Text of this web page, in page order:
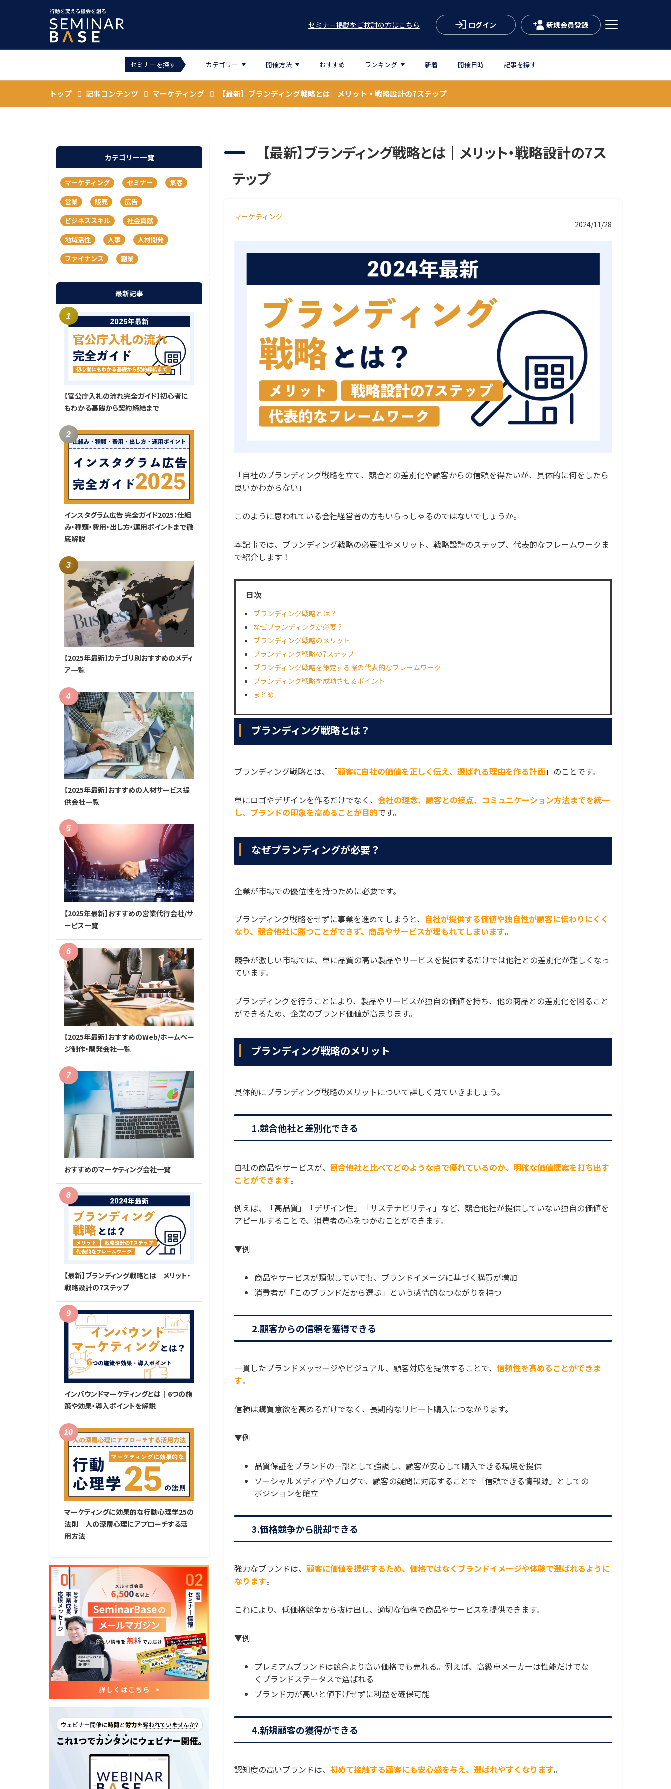
セミナー掲載をご検討の方はこちら ログイン 新規会員登録
セミナーを探す カテゴリー 開催方法 おすすめ ランキング 新着 開催日時 記事を探す
トップ 記事コンテンツ マーケティング 【最新】ブランディング戦略とは｜メリット・戦略設計の7ステップ
【最新】ブランディング戦略とは｜メリット・戦略設計の7ス
テップ
マーケティング
2024/11/28
「自社のブランディング戦略を立て、競合との差別化や顧客からの信頼を得たいが、具体的に何をしたら
良いかわからない」
このように思われている会社経営者の方もいらっしゃるのではないでしょうか。
本記事では、ブランディング戦略の必要性やメリット、戦略設計のステップ、代表的なフレームワークま
で紹介します！
目次
ブランディング戦略とは？
なぜブランディングが必要？
ブランディング戦略のメリット
ブランディング戦略の7ステップ
ブランディング戦略を策定する際の代表的なフレームワーク
ブランディング戦略を成功させるポイント
まとめ
ブランディング戦略とは？
ブランディング戦略とは、「顧客に自社の価値を正しく伝え、選ばれる理由を作る計画」のことです。
単にロゴやデザインを作るだけでなく、 会社の理念、顧客との接点、コミュニケーション方法までを統一
し、ブランドの印象を高めることが目的です。
なぜブランディングが必要？
企業が市場での優位性を持つために必要です。
ブランディング戦略をせずに事業を進めてしまうと、 自社が提供する価値や独自性が顧客に伝わりにくく
なり、競合他社に勝つことができず、商品やサービスが埋もれてしまいます。
競争が激しい市場では、単に品質の高い製品やサービスを提供するだけでは他社との差別化が難しくなっ
ています。
ブランディングを行うことにより、製品やサービスが独自の価値を持ち、他の商品との差別化を図ること
ができるため、企業のブランド価値が高まります。
ブランディング戦略のメリット
具体的にブランディング戦略のメリットについて詳しく見ていきましょう。
1.競合他社と差別化できる
自社の商品やサービスが、競合他社と比べてどのような点で優れているのか、明確な価値提案を打ち出す
ことができます。
例えば、「高品質」「デザイン性」「サステナビリティ」など、競合他社が提供していない独自の価値を
アピールすることで、消費者の心をつかむことができます。
▼例
商品やサービスが類似していても、ブランドイメージに基づく購買が増加
消費者が「このブランドだから選ぶ」という感情的なつながりを持つ
2.顧客からの信頼を獲得できる
一貫したブランドメッセージやビジュアル、顧客対応を提供することで、信頼性を高めることができま
す。
信頼は購買意欲を高めるだけでなく、長期的なリピート購入につながります。
▼例
品質保証をブランドの一部として強調し、顧客が安心して購入できる環境を提供
ソーシャルメディアやブログで、顧客の疑問に対応することで「信頼できる情報源」としての
ポジションを確立
3.価格競争から脱却できる
強力なブランドは、顧客に価値を提供するため、価格ではなくブランドイメージや体験で選ばれるように
なります。
これにより、低価格競争から抜け出し、適切な価格で商品やサービスを提供できます。
▼例
プレミアムブランドは競合より高い価格でも売れる。例えば、高級車メーカーは性能だけでな
くブランドステータスで選ばれる
ブランド力が高いと値下げせずに利益を確保可能
4.新規顧客の獲得ができる
認知度の高いブランドは、初めて接触する顧客にも安心感を与え、選ばれやすくなります。
カテゴリー一覧
マーケティング セミナー
集客
営業
販売
広告
ビジネススキル
社会貢献
地域活性
人事
人材開発
ファイナンス
副業
最新記事
【官公庁入札の流れ完全ガイド】初心者に
もわかる基礎から契約締結まで
インスタグラム広告 完全ガイド2025：仕組
み・種類・費用・出し方・運用ポイントまで徹
底解説
【2025年最新】カテゴリ別おすすめのメディ
ア一覧
【2025年最新】おすすめの人材サービス提
供会社一覧
【2025年最新】おすすめの営業代行会社/サ
ービス一覧
【2025年最新】おすすめのWeb/ホームペー
ジ制作・開発会社一覧
おすすめのマーケティング会社一覧
【最新】ブランディング戦略とは｜メリット・
戦略設計の7ステップ
インバウンドマーケティングとは｜6つの施
策や効果・導入ポイントを解説
マーケティングに効果的な行動心理学25の
法則｜人の深層心理にアプローチする活
用方法